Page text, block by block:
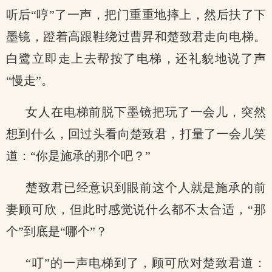
听后“哼”了一声，把门重重地摔上，然后扶了下
墨镜，蹬着高跟鞋绕过曹昇和楚致君走向电梯。
白鹭立即走上去帮按了电梯，还礼貌地说了声
“慢走”。
女人在电梯前脱下墨镜把玩了一会儿，突然
想到什么，回过头看向楚致君，打量了一会儿笑
道：“你是施承的那个吧？”
楚致君已经意识到眼前这个人就是施承的前
妻顾可欣，但此时感觉说什么都不太合适，“那
个”到底是“哪个”？
“叮”的一声电梯到了，顾可欣对楚致君道：